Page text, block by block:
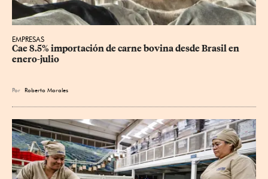
EMPRESAS
Cae 8.5% importación de carne bovina desde Brasil en
enero-julio
Por Roberto Morales